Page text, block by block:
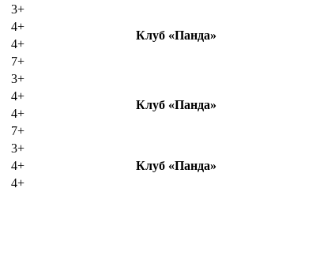
3+
Клуб «Панда»
4+
4+
7+
3+
Клуб «Панда»
4+
4+
7+
3+
Клуб «Панда»
4+
4+